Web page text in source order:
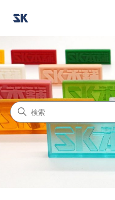
SK本舗カスタ
検索